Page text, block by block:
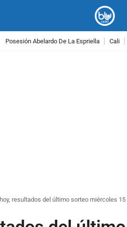
Posesión Abelardo De La Espriella Cali
resultados del último sorteo miércoles 15